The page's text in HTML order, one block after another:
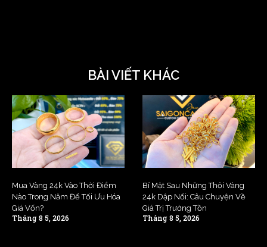
BÀI VIẾT KHÁC
Mua Vàng 24k Vào Thời Điểm
Nào Trong Năm Để Tối Ưu Hóa
Giá Vốn?
Tháng 8 5, 2026
Bí Mật Sau Những Thỏi Vàng
24k Dập Nổi: Câu Chuyện Về
Giá Trị Trường Tồn
Tháng 8 5, 2026